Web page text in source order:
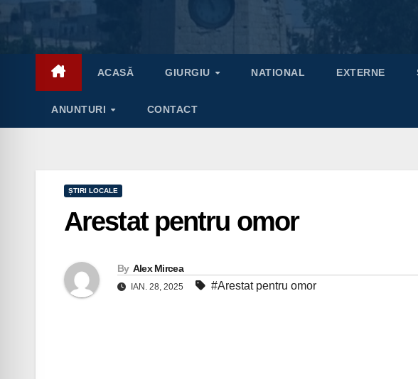
ACASĂ GIURGIU NATIONAL EXTERNE
ANUNTURI CONTACT
ȘTIRI LOCALE
Arestat pentru omor
By Alex Mircea
IAN. 28, 2025 #Arestat pentru omor